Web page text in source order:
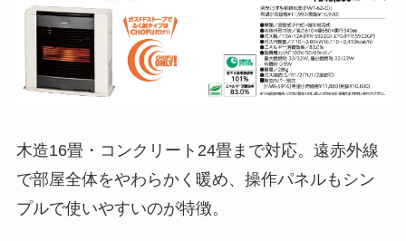
木造16畳・コンクリート24畳まで対応。遠赤外線
で部屋全体をやわらかく暖め、操作パネルもシン
プルで使いやすいのが特徴。